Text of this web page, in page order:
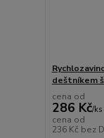
deštníkem
cena od
286 Kč/ks
cena od
236 Kč bez